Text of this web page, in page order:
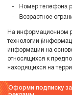
Номер телефона
Возрастное
На информационном
технологии
информации на
относящихся к
находящихся на
Оформи подписку за